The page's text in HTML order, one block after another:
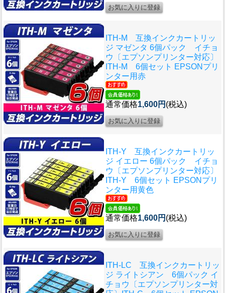
ITH-M 互換インクカートリッ
ジ マゼンタ 6個パック イチョ
ウ〔エプソンプリンター対応〕
ITH-M 6個セット EPSONプリ
ンター用赤
通常価格1,600円 (税込)
ITH-Y 互換インクカートリッ
ジ イエロー 6個パック イチョ
ウ〔エプソンプリンター対応〕
ITH-Y 6個セット EPSONプリ
ンター用黄色
通常価格1,600円 (税込)
ITH-LC 互換インクカートリッ
ジ ライトシアン 6個パック イ
チョウ〔エプソンプリンター対